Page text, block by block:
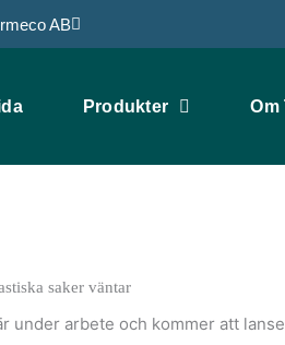
AB
Produkter Om
saker väntar
under arbete och kommer att